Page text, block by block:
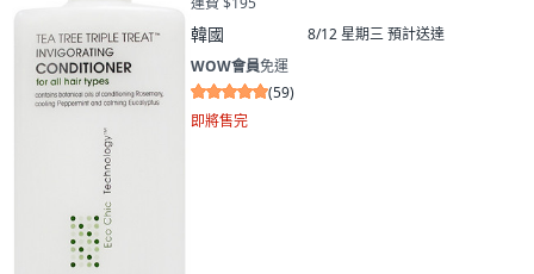
韓國 8/12 星期三預計送達
WOW會員免運
(59)
即將售完